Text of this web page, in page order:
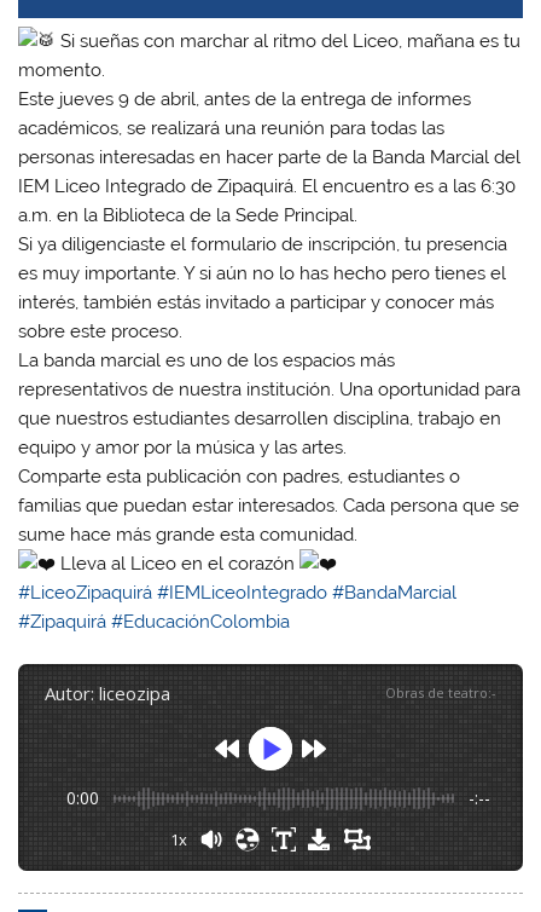
Si sueñas con marchar al ritmo del Liceo, mañana es tu
momento.
Este jueves 9 de abril, antes de la entrega de informes
académicos, se realizará una reunión para todas las
personas interesadas en hacer parte de la Banda Marcial del
IEM Liceo Integrado de Zipaquirá. El encuentro es a las 6:30
a.m. en la Biblioteca de la Sede Principal.
Si ya diligenciaste el formulario de inscripción, tu presencia
es muy importante. Y si aún no lo has hecho pero tienes el
interés, también estás invitado a participar y conocer más
sobre este proceso.
La banda marcial es uno de los espacios más
representativos de nuestra institución. Una oportunidad para
que nuestros estudiantes desarrollen disciplina, trabajo en
equipo y amor por la música y las artes.
Comparte esta publicación con padres, estudiantes o
familias que puedan estar interesados. Cada persona que se
sume hace más grande esta comunidad.
Lleva al Liceo en el corazón
#LiceoZipaquirá #IEMLiceoIntegrado #BandaMarcial
#Zipaquirá #EducaciónColombia
autor: liceozipa Obras de teatro:-
0:00 -:--
1x